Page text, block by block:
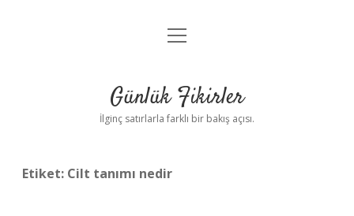
Anasayfa
Yasal Uyarı
menüyü
Günlük Fikirler
İlginç satırlarla farklı bir bakış açısı.
Etiket: Cilt tanımı nedir